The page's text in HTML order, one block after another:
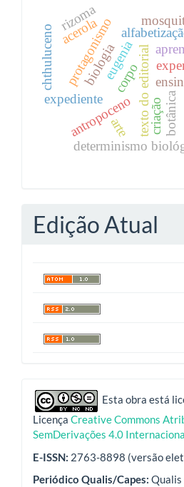
texto do editorial
eugenia
determinismo
antropoceno
expediente
protagonismo
biologia
chthuluceno
botânica
acerola
rizoma
arte
corpo
criação
Edição Atual
indexadores
Esta obra está
Licença Creative Commons
SemDerivações 4.0
E-ISSN: 2763-8898 (versão
Periódico Qualis/Capes: Qualis